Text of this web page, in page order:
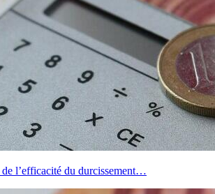
l’efficacité du durcissement…